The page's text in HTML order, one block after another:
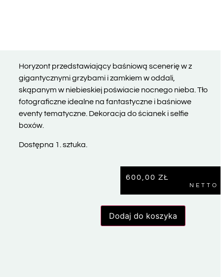
Horyzont przedstawiający baśniową scenerię w z
gigantycznymi grzybami i zamkiem w oddali,
skąpanym w niebieskiej poświacie nocnego nieba. Tło
fotograficzne idealne na fantastyczne i baśniowe
eventy tematyczne. Dekoracja do ścianek i selfie
boxów.
Dostępna 1. sztuka.
600,00 ZŁ
NETTO
Dodaj do koszyka